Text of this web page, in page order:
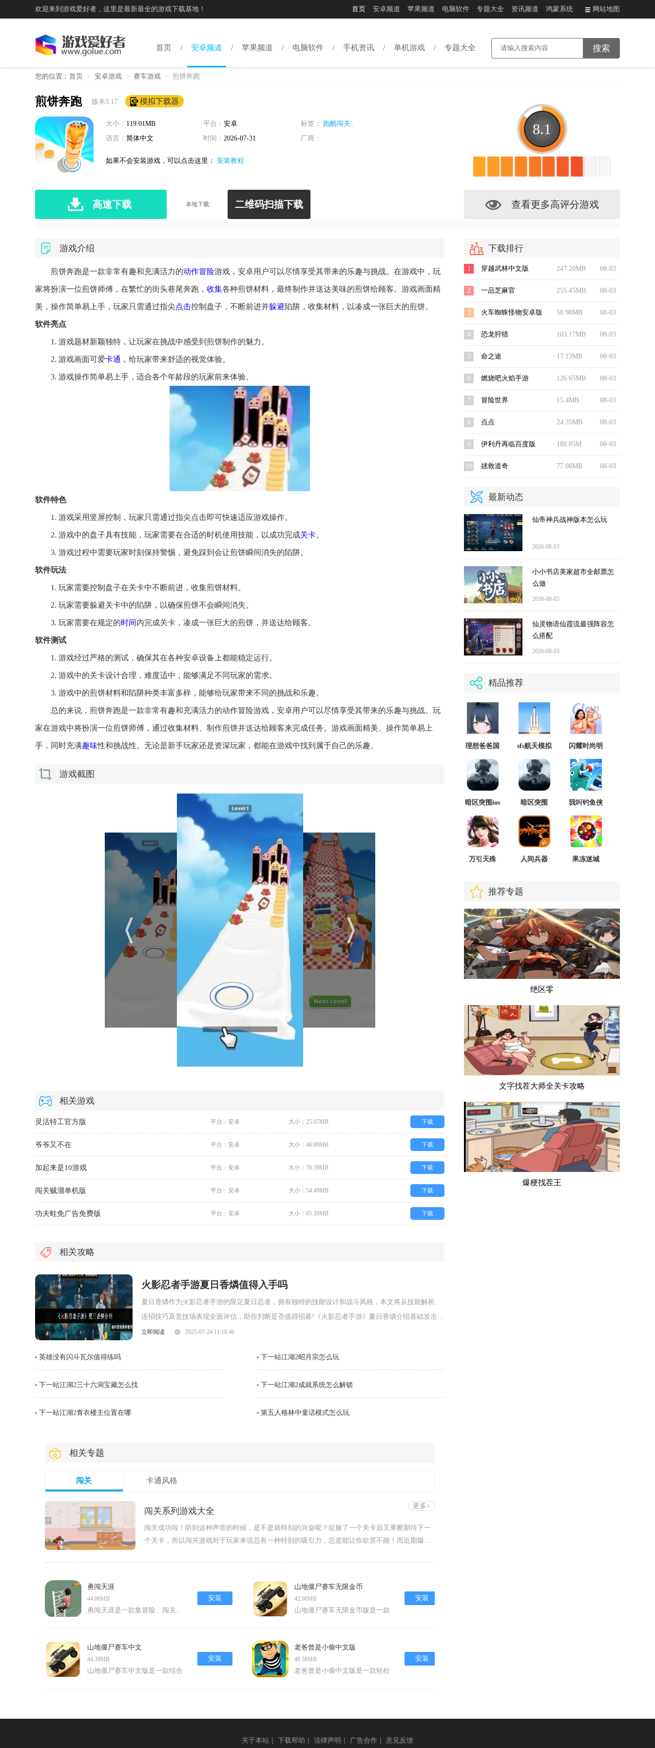
欢迎来到游戏爱好者，这里是最新最全的游戏下载基地！ 首页 安卓频道 苹果频道 电脑软件 专题大全 资讯频道 鸿蒙系统 网站地图
首页 安卓频道 苹果频道 电脑软件 手机资讯 单机游戏 专题大全
您的位置： 首页 > 安卓游戏 > 赛车游戏 > 煎饼奔跑
煎饼奔跑 版本3.17 模拟下载器
大小： 119.01MB 平台： 安卓 标签：
跑酷闯关、
语言： 简体中文 时间： 2026-07-31 厂商：
如果不会安装游戏，可以点击这里： 安装教程
高速下载 本地下载 二维码扫描下载
8.1
查看更多高评分游戏
游戏介绍
煎饼奔跑是一款非常有趣和充满活力的动作冒险游戏，安卓用户可以尽情享受其带来的乐趣与挑战。在游戏中，玩
家将扮演一位煎饼师傅，在繁忙的街头巷尾奔跑， 收集各种煎饼材料，最终制作并送达美味的煎饼给顾客。游戏画面精
美，操作简单易上手，玩家只需通过指尖点击控制盘子，不断前进并躲避陷阱，收集材料，以凑成一张巨大的煎饼。
软件亮点
1. 游戏题材新颖独特，让玩家在挑战中感受到煎饼制作的魅力。
2. 游戏画面可爱卡通 ，给玩家带来舒适的视觉体验。
3. 游戏操作简单易上手，适合各个年龄段的玩家前来体验。
软件特色
1. 游戏采用竖屏控制，玩家只需通过指尖点击即可快速适应游戏操作。
2. 游戏中的盘子具有技能，玩家需要在合适的时机使用技能，以成功完成关卡。
3. 游戏过程中需要玩家时刻保持警惕，避免踩到会让煎饼瞬间消失的陷阱。
软件玩法
1. 玩家需要控制盘子在关卡中不断前进，收集煎饼材料。
2. 玩家需要躲避关卡中的陷阱，以确保煎饼不会瞬间消失。
3. 玩家需要在规定的时间内完成关卡，凑成一张巨大的煎饼，并送达给顾客。
软件测试
1. 游戏经过严格的测试，确保其在各种安卓设备上都能稳定运行。
2. 游戏中的关卡设计合理，难度适中，能够满足不同玩家的需求。
3. 游戏中的煎饼材料和陷阱种类丰富多样，能够给玩家带来不同的挑战和乐趣。
总的来说，煎饼奔跑是一款非常有趣和充满活力的动作冒险游戏，安卓用户可以尽情享受其带来的乐趣与挑战。玩
家在游戏中将扮演一位煎饼师傅，通过收集材料、制作煎饼并送达给顾客来完成任务。游戏画面精美、操作简单易上
手，同时充满趣味性和挑战性。无论是新手玩家还是资深玩家，都能在游戏中找到属于自己的乐趣。
游戏截图
相关游戏
灵活特工官方版 平台：安卓 大小：25.07MB 下载
爷爷又不在 平台：安卓 大小：46.09MB 下载
加起来是10游戏 平台：安卓 大小：70.59MB 下载
闯关贼溜单机版 平台：安卓 大小：54.49MB 下载
功夫蛙免广告免费版 平台：安卓 大小：65.39MB 下载
相关攻略
火影忍者手游夏日香燐值得入手吗
夏日香燐作为火影忍者手游的限定夏日忍者，拥有独特的技能设计和战斗风格，本文将从技能解析、
连招技巧及竞技场表现全面评估，助你判断是否值得招募!《火影忍者手游》夏日香燐介绍基础攻击方
面，夏日香燐的普攻为五段连击。前两段以锁链的上撩与横扫为主，具备良好的起手能力，第三段下
视觉表现与实际命中效果。需要注意的是，最后一段
立即阅读 2025-07-24 11:18:46
英雄没有闪斗瓦尔值得练吗 下一站江湖2昭月宗怎么玩
下一站江湖2三十六洞宝藏怎么找 下一站江湖2成就系统怎么解锁
下一站江湖2青衣楼主位置在哪 第五人格林中童话模式怎么玩
相关专题
闯关 卡通风格
更多>
闯关系列游戏大全
闯关成功啦！听到这种声音的时候，是不是就特别的兴奋呢？征服了一个关卡后又果断期待下一
个关卡，所以闯关游戏对于玩家来说总有一种特别的吸引力，总是能让你欲罢不能！而近期爆红
勇闯天涯
44.06MB
勇闯天涯是一款集冒险、闯关、
将扮演一名勇敢的冒险者，通过
点击或滑动屏幕控制角色攀登悬
崖峭壁，挑战各种惊险刺激的关
安装
山地僵尸赛车无限金币
42.98MB
山地僵尸赛车无限金币版是一款
家将驾驶各式各样的赛车，在崎
岖不平的山地赛道上飞驰，同时
还需要灵活应对来自四面八方的
安装
山地僵尸赛车中文
44.38MB
山地僵尸赛车中文版是一款结合
一个被僵尸占领的世界中穿梭，
安装
老爸曾是小偷中文版
48.58MB
老爸曾是小偷中文版是一款轻松
戏体验。游戏讲述了一个上班族
的妻子和孩子，被迫走上了偷盗
安装
下载排行
08-03
247.20MB
1 穿越武林中文版
08-03
255.45MB
2 一品芝麻官
08-03
50.98MB
3 火车蜘蛛怪物安卓版
08-03
103.17MB
4 恐龙狩猎
08-03
17.13MB
5 命之途
08-03
126.65MB
6 燃烧吧火焰手游
08-03
15.4MB
7 冒险世界
08-03
24.35MB
8 点点
08-03
188.85M
9 伊利丹再临百度版
08-03
77.08MB
10 拯救道奇
最新动态
仙帝神兵战神版本怎么玩
2026-08-03
小小书店美家超市全邮票怎
么做
2026-08-03
仙灵物语仙霞流最强阵容怎
么搭配
2026-08-03
精品推荐
理想爸爸国
sfs航天模拟
闪耀时尚明
暗区突围ios
暗区突围
我叫钓鱼侠
万引天殊 人间兵器 果冻迷城
推荐专题
绝区零
文字找茬大师全关卡攻略
爆梗找茬王
关于本站 下载帮助 法律声明 广告合作 意见反馈